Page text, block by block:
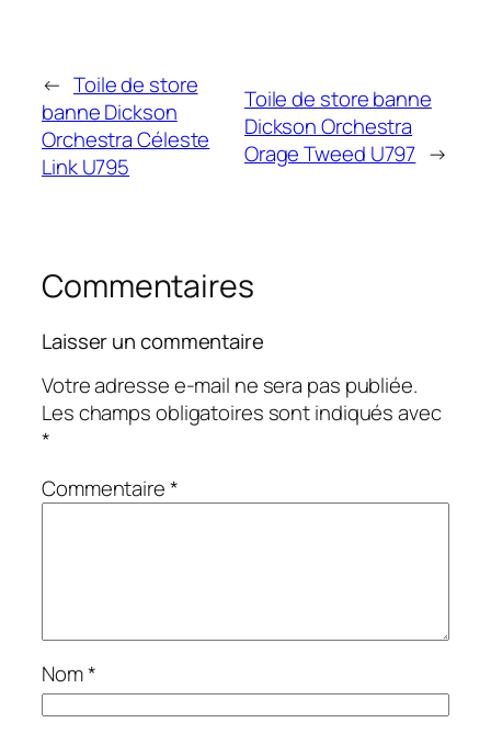
← Toile de store
banne Dickson
Orchestra Céleste
Link U795
Toile de store banne
Dickson Orchestra
Orage Tweed U797 →
Commentaires
Laisser un commentaire
Votre adresse e-mail ne sera pas publiée.
Les champs obligatoires sont indiqués avec
*
Commentaire*
Nom*